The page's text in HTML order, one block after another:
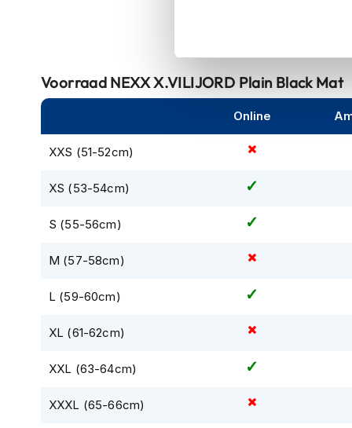
motorjassen
Waterdichte
Leren
Textiele
motorjassen
Motorbroeken
Heren
Dames
Voorraad NEXX X.VILIJORD Plain Black Mat
Online
XXS (51-52cm)
XS (53-54cm)
S (55-56cm)
M (57-58cm)
L (59-60cm)
XL (61-62cm)
XXL (63-64cm)
XXXL (65-66cm)